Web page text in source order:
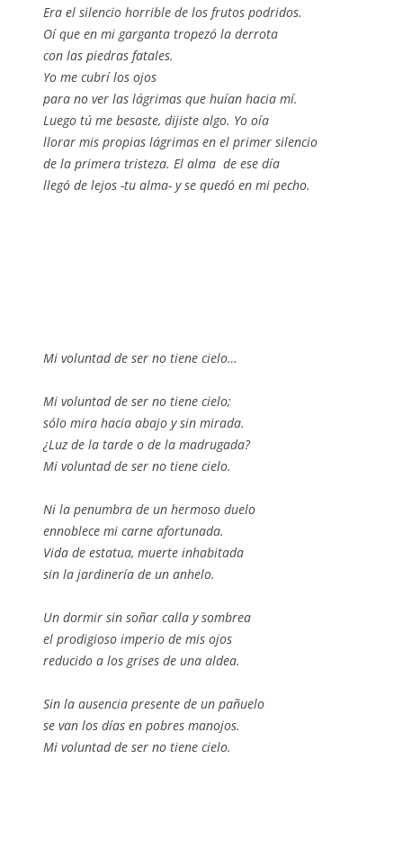
Era el silencio horrible de los frutos podridos.
Oí que en mi garganta tropezó la derrota
con las piedras fatales.
Yo me cubrí los ojos
para no ver las lágrimas que huían hacia mí.
Luego tú me besaste, dijiste algo. Yo oía
llorar mis propias lágrimas en el primer silencio
de la primera tristeza. El alma de ese día
llegó de lejos -tu alma- y se quedó en mi pecho.
Mi voluntad de ser no tiene cielo…
Mi voluntad de ser no tiene cielo;
sólo mira hacia abajo y sin mirada.
¿Luz de la tarde o de la madrugada?
Mi voluntad de ser no tiene cielo.
Ni la penumbra de un hermoso duelo
ennoblece mi carne afortunada.
Vida de estatua, muerte inhabitada
sin la jardinería de un anhelo.
Un dormir sin soñar calla y sombrea
el prodigioso imperio de mis ojos
reducido a los grises de una aldea.
Sin la ausencia presente de un pañuelo
se van los días en pobres manojos.
Mi voluntad de ser no tiene cielo.